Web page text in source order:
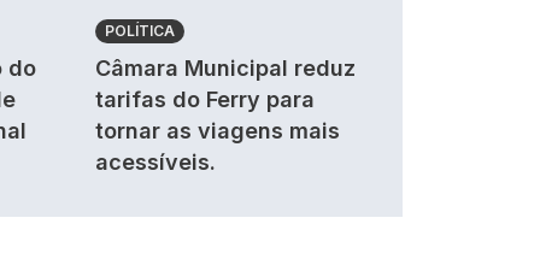
do
POLÍTICA
Câmara Municipal reduz
tarifas do Ferry para
tornar as viagens mais
acessíveis.